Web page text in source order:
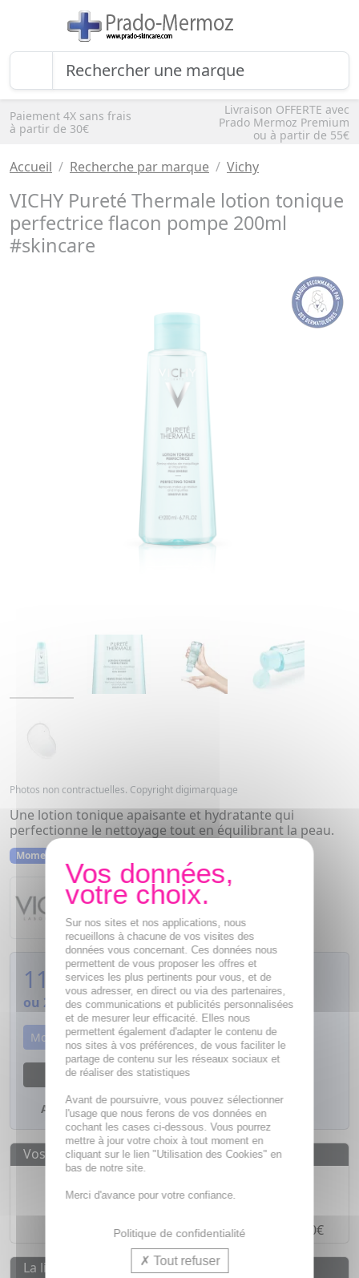
Paiement 4X sans frais
à partir de 30€
Livraison OFFERTE avec
Prado Mermoz Premium
ou à partir de 55€
Accueil Recherche par marque Vichy
VICHY Pureté Thermale lotion tonique
perfectrice flacon pompe 200ml
#skincare
Photos non contractuelles. Copyright digimarquage
Une lotion tonique apaisante et hydratante qui
perfectionne le nettoyage tout en équilibrant la peau.
Momentanément indisponible
Vichy Pureté Thermale
11,46€
ou 2,87€si 4 fois sans frais
Momentanément indisponible
M'avertir dès que le produit sera disponible
Ajouter à mes favoris
Vos avantages
Paiement en ligneSÉCURISÉ
Paiement en4 fois sans fraisà partir de 30€
La livraison
Sur nos sites et nos applications, nous
recueillons à chacune de vos visites des
données vous concernant. Ces données nous
permettent de vous proposer les offres et
services les plus pertinents pour vous, et de
vous adresser, en direct ou via des partenaires,
des communications et publicités personnalisées
et de mesurer leur efficacité. Elles nous
permettent également d'adapter le contenu de
nos sites à vos préférences, de vous faciliter le
partage de contenu sur les réseaux sociaux et
de réaliser des statistiques
Avant de poursuivre, vous pouvez sélectionner
l'usage que nous ferons de vos données en
cochant les cases ci-dessous. Vous pourrez
mettre à jour votre choix à tout moment en
cliquant sur le lien "Utilisation des Cookies" en
bas de notre site.
Merci d'avance pour votre confiance.
Politique de confidentialité
Tout refuser